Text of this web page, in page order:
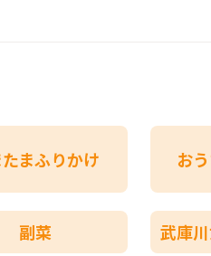
まふりかけ お
副菜 武庫